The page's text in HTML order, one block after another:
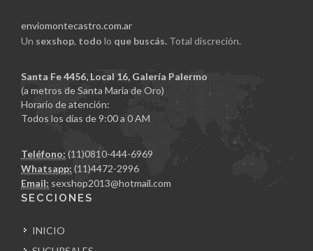
enviomontecastro.com.ar
Un sexshop, todo lo que buscás. Total discreción.
Santa Fe 4456, Local 16, Galería Palermo
(a metros de Santa Maria de Oro)
Horario de atención:
Todos los días de 9:00 a 0 AM
Teléfono: (11)0810-444-6969
Whatsapp: (11)4472-2996
Email: sexshop2013@hotmail.com
SECCIONES
INICIO